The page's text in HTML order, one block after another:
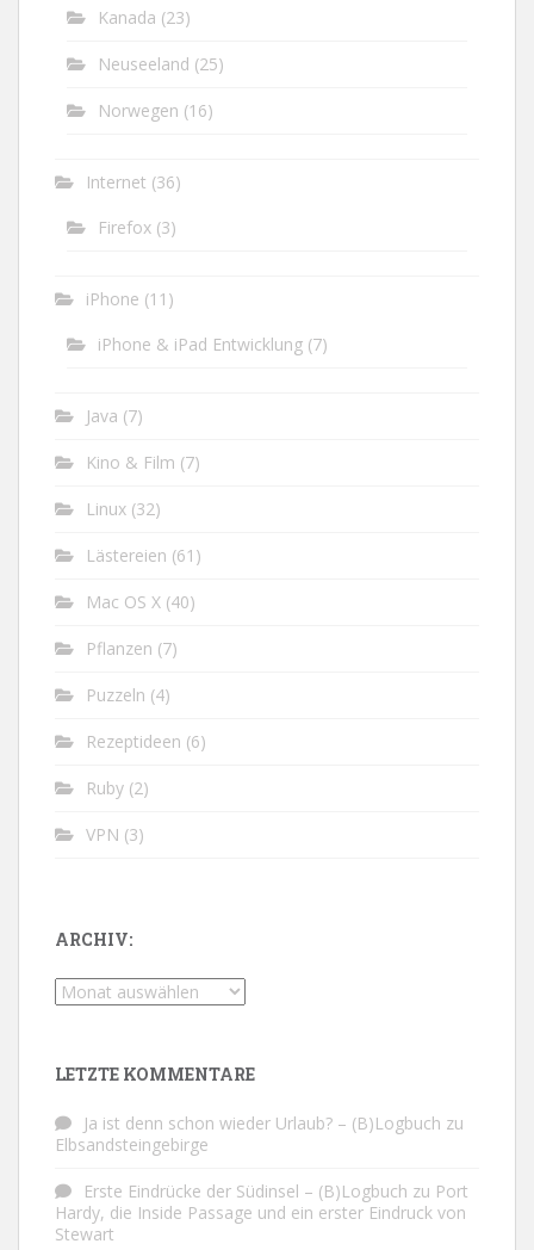
Kanada (23)
Neuseeland (25)
Norwegen (16)
Internet (36)
Firefox (3)
iPhone (11)
iPhone & iPad Entwicklung (7)
Java (7)
Kino & Film (7)
Linux (32)
Lästereien (61)
Mac OS X (40)
Pflanzen (7)
Puzzeln (4)
Rezeptideen (6)
Ruby (2)
VPN (3)
ARCHIV:
Archiv:
LETZTE KOMMENTARE
Ja ist denn schon wieder Urlaub? – (B)Logbuch zu
Elbsandsteingebirge
Erste Eindrücke der Südinsel – (B)Logbuch zu Port
Hardy, die Inside Passage und ein erster Eindruck von
Stewart